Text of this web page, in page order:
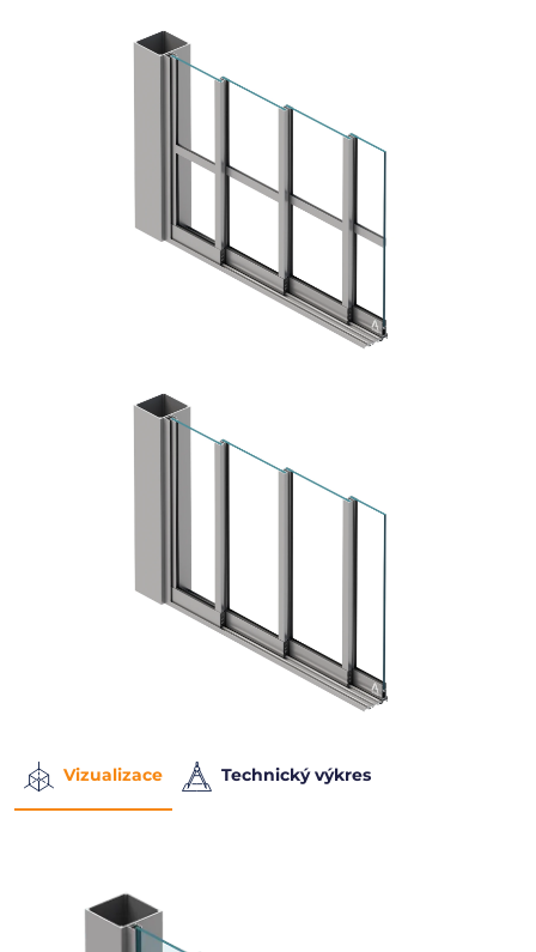
Vizualizace Technický výkres